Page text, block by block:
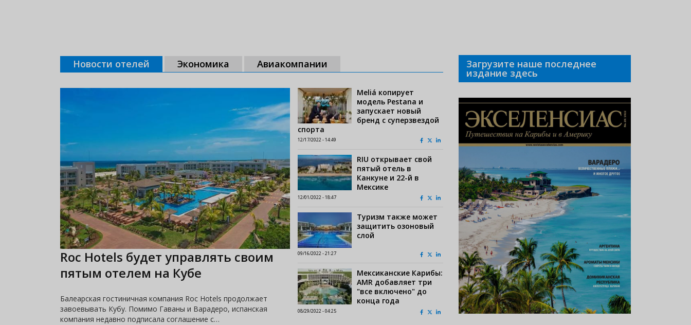
Новости отелей Экономика Авиакомпании
Roc Hotels будет управлять своим
пятым отелем на Кубе
Балеарская гостиничная компания Roc Hotels продолжает
завоевывать Кубу. Помимо Гаваны и Варадеро, испанская
компания недавно подписала соглашение с…
Meliá копирует
модель Pestana и
запускает новый
бренд с суперзвездой
спорта
12/17/2022 - 14:49
RIU открывает свой
пятый отель в
Канкуне и 22-й в
Мексике
12/01/2022 - 18:47
Туризм также может
защитить озоновый
слой
09/16/2022 - 21:27
Мексиканские Карибы:
AMR добавляет три
"все включено" до
конца года
08/29/2022 - 04:25
Загрузите наше последнее
издание здесь